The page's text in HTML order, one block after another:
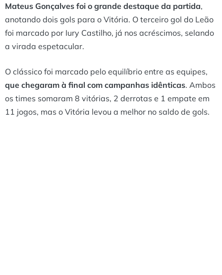
Mateus Gonçalves foi o grande destaque da partida,
anotando dois gols para o Vitória. O terceiro gol do Leão
foi marcado por Iury Castilho, já nos acréscimos, selando
a virada espetacular.
O clássico foi marcado pelo equilíbrio entre as equipes,
que chegaram à final com campanhas idênticas. Ambos
os times somaram 8 vitórias, 2 derrotas e 1 empate em
11 jogos, mas o Vitória levou a melhor no saldo de gols.